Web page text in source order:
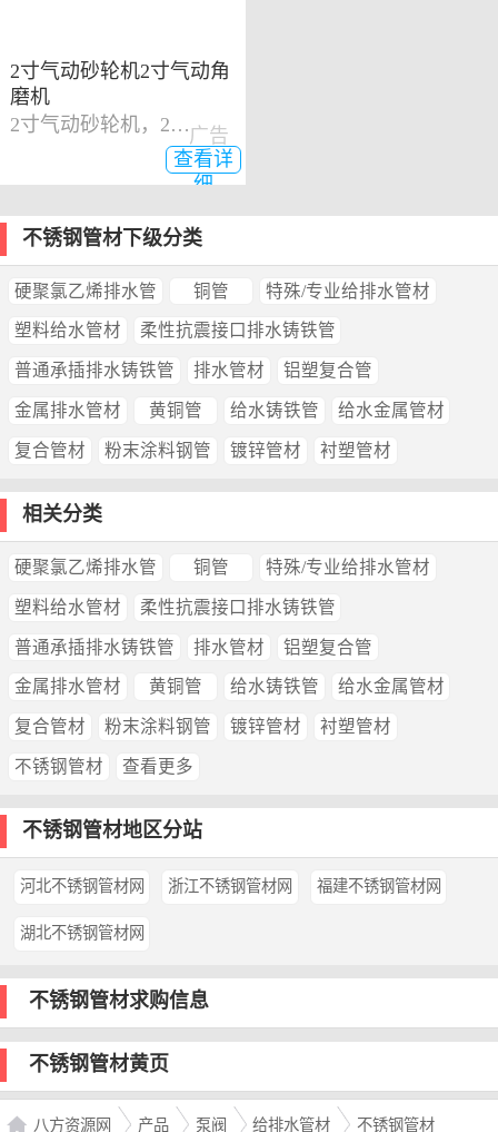
2寸气动砂轮机2寸气动角
磨机
2寸气动砂轮机，2寸气动角磨机
查看详
细
广告
不锈钢管材下级分类
硬聚氯乙烯排水管 铜管 特殊/专业给排水管材
塑料给水管材 柔性抗震接口排水铸铁管
普通承插排水铸铁管 排水管材 铝塑复合管
金属排水管材 黄铜管 给水铸铁管 给水金属管材
复合管材 粉末涂料钢管 镀锌管材 衬塑管材
相关分类
硬聚氯乙烯排水管 铜管 特殊/专业给排水管材
塑料给水管材 柔性抗震接口排水铸铁管
普通承插排水铸铁管 排水管材 铝塑复合管
金属排水管材 黄铜管 给水铸铁管 给水金属管材
复合管材 粉末涂料钢管 镀锌管材 衬塑管材
不锈钢管材 查看更多
不锈钢管材地区分站
河北不锈钢管材网 浙江不锈钢管材网 福建不锈钢管材网
湖北不锈钢管材网
不锈钢管材求购信息
不锈钢管材黄页
八方资源网 产品 泵阀 给排水管材 不锈钢管材